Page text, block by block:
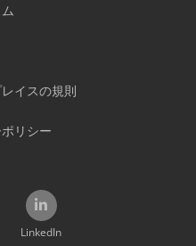
イスの規則
リシー
LinkedIn